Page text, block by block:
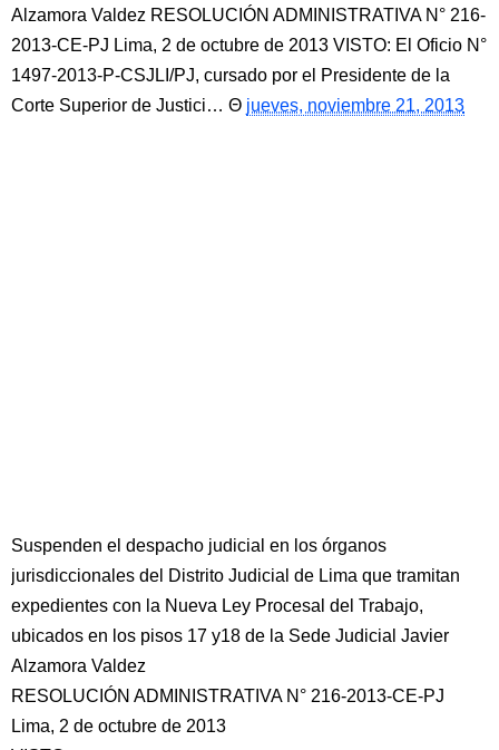
Alzamora Valdez RESOLUCIÓN ADMINISTRATIVA N° 216-
2013-CE-PJ Lima, 2 de octubre de 2013 VISTO: El Oficio N°
1497-2013-P-CSJLI/PJ, cursado por el Presidente de la
Corte Superior de Justici…
jueves, noviembre 21, 2013
Suspenden el despacho judicial en los órganos
jurisdiccionales del Distrito Judicial de Lima que tramitan
expedientes con la Nueva Ley Procesal del Trabajo,
ubicados en los pisos 17 y18 de la Sede Judicial Javier
Alzamora Valdez
RESOLUCIÓN ADMINISTRATIVA N° 216-2013-CE-PJ
Lima, 2 de octubre de 2013